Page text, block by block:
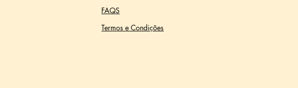
FAQS
Termos e Condições